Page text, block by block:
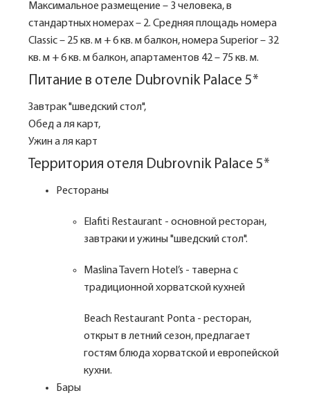
Максимальное размещение – 3 человека, в
стандартных номерах – 2. Средняя площадь номера
Classic – 25 кв. м + 6 кв. м балкон, номера Superior – 32
кв. м + 6 кв. м балкон, апартаментов 42 – 75 кв. м.
Питание в отеле Dubrovnik Palace 5*
Завтрак "шведский стол",
Обед а ля карт,
Ужин а ля карт
Территория отеля Dubrovnik Palace 5*
Рестораны
Elafiti Restaurant - основной ресторан,
завтраки и ужины "шведский стол".
Maslina Tavern Hotel’s - таверна с
традиционной хорватской кухней
Beach Restaurant Ponta - ресторан,
открыт в летний сезон, предлагает
гостям блюда хорватской и европейской
кухни.
Бары